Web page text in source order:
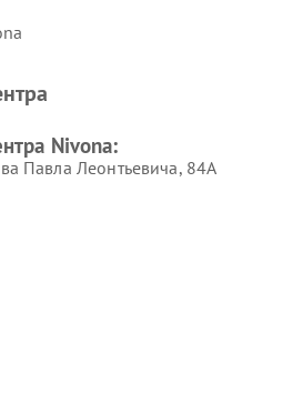
Nivona:
Павла Леонтьевича, 84А